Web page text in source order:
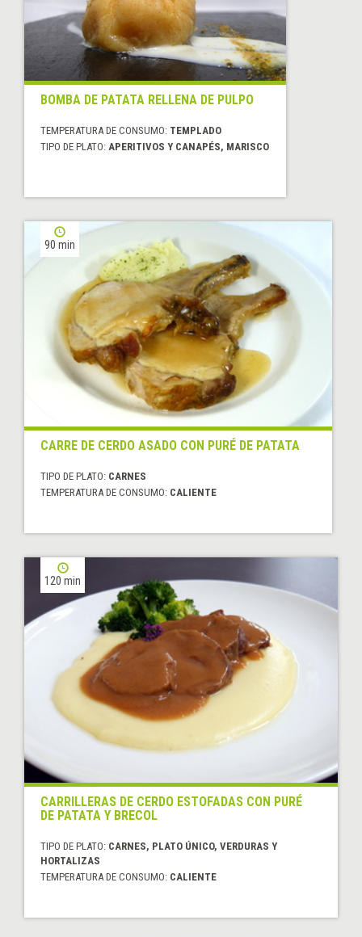
BOMBA DE PATATA RELLENA DE PULPO
TEMPERATURA DE CONSUMO: TEMPLADO
TIPO DE PLATO: APERITIVOS Y CANAPÉS, MARISCO
90 min
CARRE DE CERDO ASADO CON PURÉ DE PATATA
TIPO DE PLATO: CARNES
TEMPERATURA DE CONSUMO: CALIENTE
120 min
CARRILLERAS DE CERDO ESTOFADAS CON PURÉ
DE PATATA Y BRECOL
TIPO DE PLATO: CARNES, PLATO ÚNICO, VERDURAS Y
HORTALIZAS
TEMPERATURA DE CONSUMO: CALIENTE